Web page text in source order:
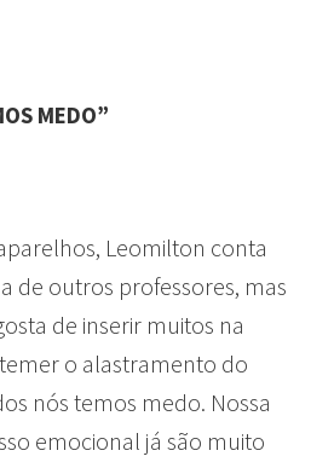
MEDO”
Leomilton conta
de outros professores, mas
de inserir muitos na
o alastramento do
nós temos medo. Nossa
emocional já são muito